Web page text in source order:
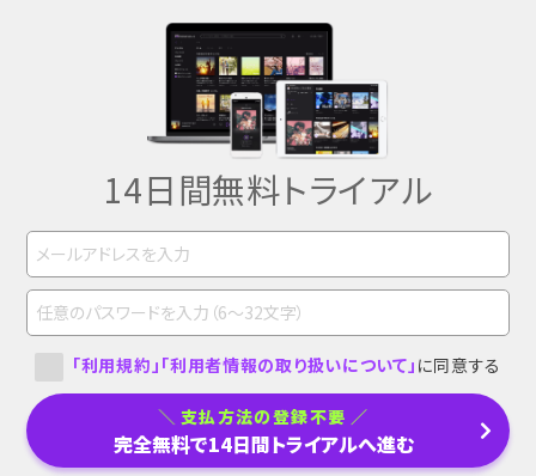
14日間無料トライアル
「利用規約」 「利用者情報の取り扱いについて」 に同意する
支払方法の登録不要
完全無料で14日間トライアルへ進む